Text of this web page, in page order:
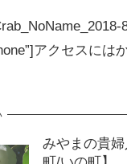
アクセスに
みやまの貴